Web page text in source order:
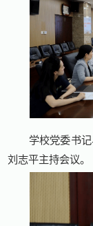
学校党委书
刘志平主持会议。